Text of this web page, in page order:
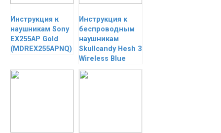
Инструкция к
наушникам Sony
EX255AP Gold
(MDREX255APNQ)
Инструкция к
беспроводным
наушникам
Skullcandy Hesh 3
Wireless Blue